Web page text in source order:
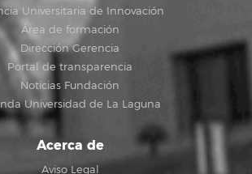
Universitaria de Innovación
Área de formación
Dirección Gerencia
Portal de transparencia
Noticias Fundación
Universidad de La Laguna
Acerca de
Aviso Legal